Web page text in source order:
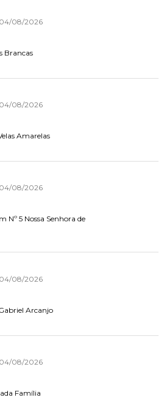
04/08/2026
Brancas
04/08/2026
Amarelas
04/08/2026
Nº 5 Nossa Senhora de
04/08/2026
Arcanjo
04/08/2026
Família